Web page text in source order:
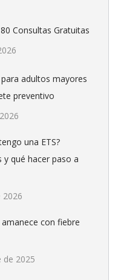
Consultas Gratuitas
adultos mayores
preventivo
una ETS?
y qué hacer paso a
2026
con fiebre
de 2025